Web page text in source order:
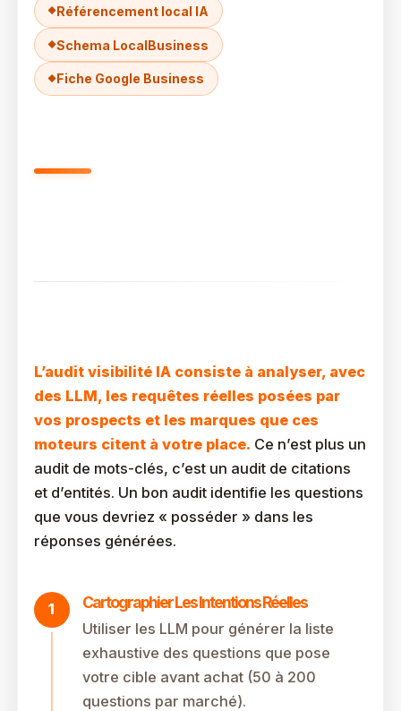
Référencement local IA
Schema LocalBusiness
Fiche Google Business
L’audit visibilité IA consiste à analyser, avec
des LLM, les requêtes réelles posées par
vos prospects et les marques que ces
moteurs citent à votre place. Ce n’est plus un
audit de mots-clés, c’est un audit de citations
et d’entités. Un bon audit identifie les questions
que vous devriez « posséder » dans les
réponses générées.
Cartographier Les Intentions Réelles
Utiliser les LLM pour générer la liste
exhaustive des questions que pose
votre cible avant achat (50 à 200
questions par marché).